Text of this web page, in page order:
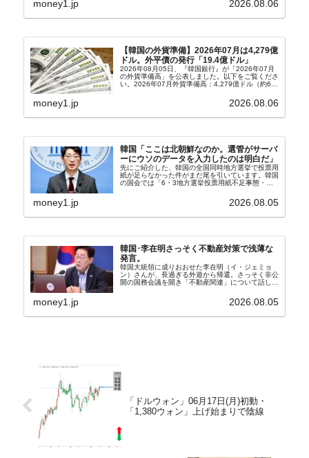
上、韓国大統領に成りおおせた李在明（イ・ジェミ
money1.jp 2026.08.06
【韓国の外貨準備】2026年07月は4,279億
ドル。外平債の発行「19.4億ドル」
2026年08月05日、『韓国銀行』が「2026年07月
の外貨準備高」を公表しました。以下をご覧くださ
い。2026年07月外貨準備高：4,279億ドル（約67
money1.jp 2026.08.06
韓国「ここは北朝鮮なのか。選管がサーバ
ーにウソのデータを入力したのは明白だ」
先にご紹介した、韓国の全国同時地方選挙で投票用
紙が足らなかった件がまだ尾を引いています。韓国
の国会では「6・3地方選挙投票用紙不足事態・国
す。『国民の力』の朱晋佑（チュ・ジヌ）議員はそ
money1.jp 2026.08.05
韓国･李在明さっそく不動産対策で浅薄な
発言。
韓国大統領に成りおおせた李在明（イ・ジェミョ
ン）さんが、長過ぎる外遊から帰還。さっそく非公
開の国務会議を開き「不動産関連」について話し合
が異常に上昇しているのは国民から総スカンを喰う
money1.jp 2026.08.05
「ドルウォン」06月17日(月)初動・
「1,380ウォン」上げ始まりで陰線